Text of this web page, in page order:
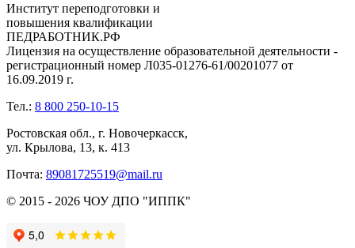
Институт переподготовки и
повышения квалификации
ПЕДРАБОТНИК.РФ
Лицензия на осуществление образовательной деятельности -
регистрационный номер Л035-01276-61/00201077 от
16.09.2019 г.
Тел.: 8 800 250-10-15
Ростовская обл., г. Новочеркасск,
ул. Крылова, 13, к. 413
Почта: 89081725519@mail.ru
© 2015 - 2026 ЧОУ ДПО "ИППК"